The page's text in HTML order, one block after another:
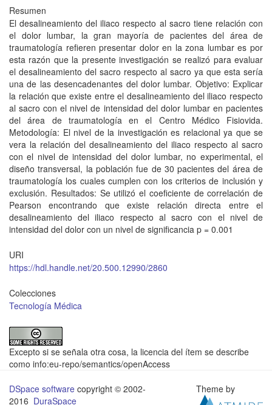
Resumen
El desalineamiento del iliaco respecto al sacro tiene relación con
el dolor lumbar, la gran mayoría de pacientes del área de
traumatología refieren presentar dolor en la zona lumbar es por
esta razón que la presente investigación se realizó para evaluar
el desalineamiento del sacro respecto al sacro ya que esta sería
una de las desencadenantes del dolor lumbar. Objetivo: Explicar
la relación que existe entre el desalineamiento del iliaco respecto
al sacro con el nivel de intensidad del dolor lumbar en pacientes
del área de traumatología en el Centro Médico Fisiovida.
Metodología: El nivel de la investigación es relacional ya que se
vera la relación del desalineamiento del iliaco respecto al sacro
con el nivel de intensidad del dolor lumbar, no experimental, el
diseño transversal, la población fue de 30 pacientes del área de
traumatología los cuales cumplen con los criterios de inclusión y
exclusión. Resultados: Se utilizó el coeficiente de correlación de
Pearson encontrando que existe relación directa entre el
desalineamiento del iliaco respecto al sacro con el nivel de
intensidad del dolor con un nivel de significancia p = 0.001
URI
https://hdl.handle.net/20.500.12990/2860
Colecciones
Tecnología Médica
Excepto si se señala otra cosa, la licencia del ítem se describe
como info:eu-repo/semantics/openAccess
DSpace software copyright © 2002-
2016 DuraSpace
Theme by